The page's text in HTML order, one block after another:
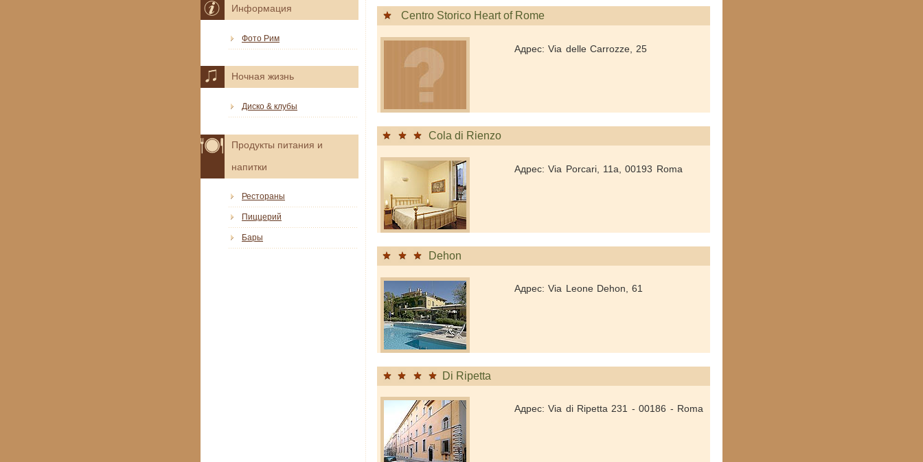
Centro Storico Heart of Rome
Адрес: Via delle Carrozze, 25
Cola di Rienzo
Адрес: Via Porcari, 11a, 00193 Roma
Dehon
Адрес: Via Leone Dehon, 61
Di Ripetta
Адрес: Via di Ripetta 231 - 00186 - Roma
Информация
Фото Рим
Ночная жизнь
Диско & клубы
Продукты питания и
напитки
Рестораны
Пиццерий
Бары